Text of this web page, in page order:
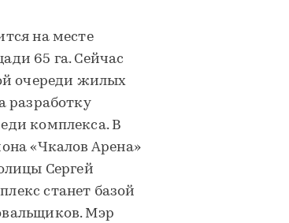
на месте
65 га. Сейчас
очереди жилых
разработку
комплекса. В
«Чкалов Арена»
Сергей
станет базой
Мэр